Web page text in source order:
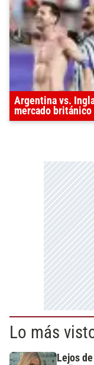
Argentina vs.
mercado británico
Lo más
Lejos